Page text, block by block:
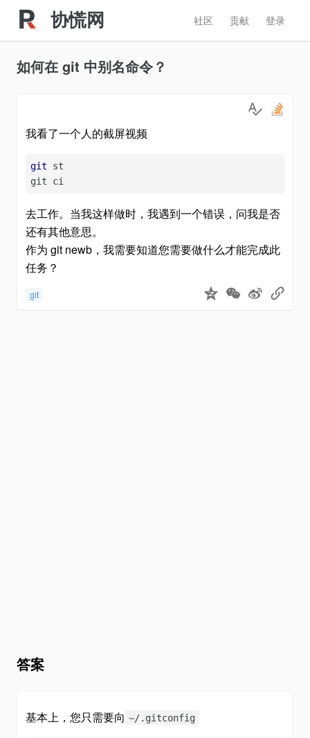
协慌网 登录
贡献
社区
如何在 git 中别名命令？
我看了一个人的截屏视频
git st
git ci
去工作。当我这样做时，我遇到一个错误，问我是否
还有其他意思。
作为 git newb，我需要知道您需要做什么才能完成此
任务？
git
答案
基本上，您只需要向 ~/.gitconfig